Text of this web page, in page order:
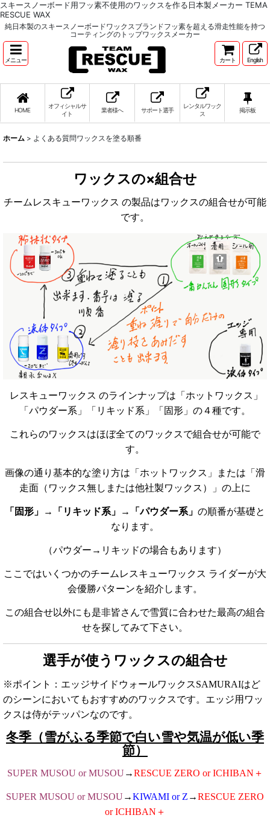
スキースノーボード用フッ素不使用のワックスを作る日本製メーカー TEMA
RESCUE WAX
純日本製のスキースノーボードワックスブランドフッ素を超える滑走性能を持つ
コーティングのトップワックスメーカー
メニュー カート English
HOME
オフィシャルサ
イト
業者様へ サポート選手
レンタルワック
ス
掲示板
ホーム > よくある質問ワックスを塗る順番
ワックスの×組合せ
チームレスキューワックス の製品はワックスの組合せが可能
です。
レスキューワックス のラインナップは「ホットワックス」
「パウダー系」「リキッド系」「固形」の４種です。
これらのワックスはほぼ全てのワックスで組合せが可能で
す。
画像の通り基本的な塗り方は「ホットワックス」または「滑
走面（ワックス無しまたは他社製ワックス）」の上に
「固形」→「リキッド系」→「パウダー系」 の順番が基礎と
なります。
（パウダー→リキッドの場合もあります）
ここではいくつかのチームレスキューワックス ライダーが大
会優勝パターンを紹介します。
この組合せ以外にも是非皆さんで雪質に合わせた最高の組合
せを探してみて下さい。
選手が使うワックスの組合せ
※ポイント：エッジサイドウォールワックスSAMURAIはど
のシーンにおいてもおすすめのワックスです。エッジ用ワッ
クスは侍がテッパンなのです。
冬季（雪がふる季節で白い雪や気温が低い季
節）
SUPER MUSOU or MUSOU →RESCUE ZERO or ICHIBAN＋
SUPER MUSOU or MUSOU →KIWAMI or Z →RESCUE ZERO
or ICHIBAN＋